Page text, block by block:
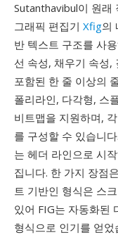
Sutanthavibul이 원래
그래픽 편집기 Xfig의
반 텍스트 구조를 사
선 속성, 채우기 속성,
포함된 한 줄 이상의
폴리라인, 다각형, 스
비트맵을 지원하며,
를 구성할 수 있습니
는 헤더 라인으로 시
집니다. 한 가지 장점
트 기반인 형식은 스
있어 FIG는 자동화된
형식으로 인기를 얻